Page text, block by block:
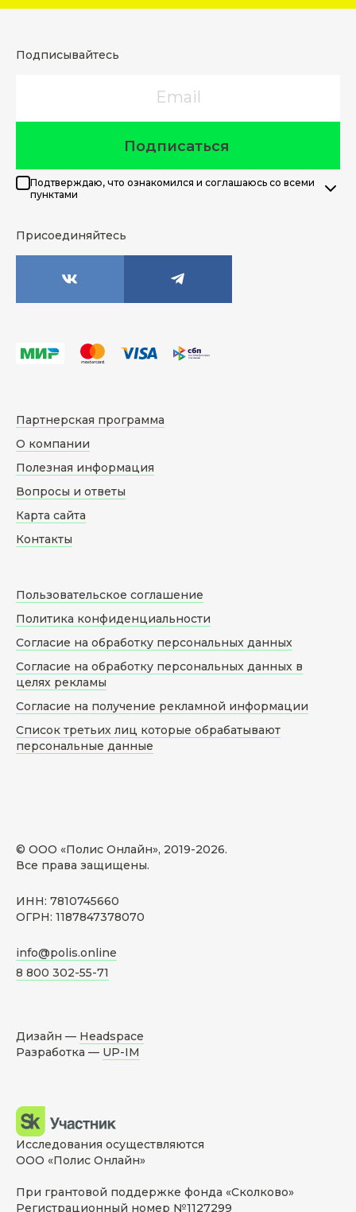
Подписывайтесь
Подписаться
Подтверждаю, что ознакомился и соглашаюсь со всеми
пунктами
Присоединяйтесь
© ООО «Полис Онлайн», 2019-2026.
Все права защищены.
ИНН: 7810745660
ОГРН: 1187847378070
info@polis.online
8 800 302-55-71
Партнерская программа
О компании
Полезная информация
Вопросы и ответы
Карта сайта
Контакты
Пользовательское соглашение
Политика конфиденциальности
Согласие на обработку персональных данных
Согласие на обработку персональных данных в
целях рекламы
Согласие на получение рекламной информации
Список третьих лиц которые обрабатывают
персональные данные
Дизайн — Headspace
Разработка — UP-IM
Исследования осуществляются
ООО «Полис Онлайн»
При грантовой поддержке фонда «Сколково»
Регистрационный номер №1127299